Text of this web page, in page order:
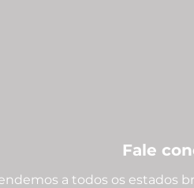
Fale
a todos os estados